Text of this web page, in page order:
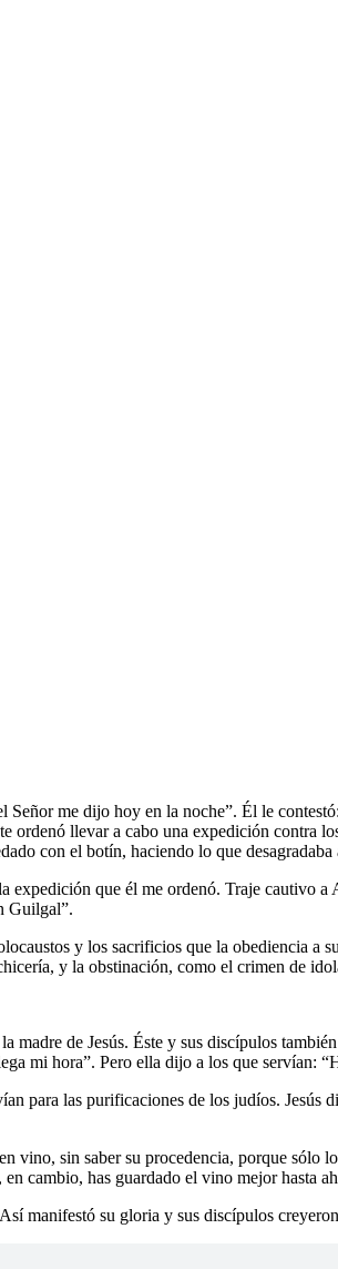
me dijo hoy en la noche”. Él le
llevar a cabo una expedición contra
con el botín, haciendo lo que desagradaba
expedición que él me ordenó. Traje cautivo
Guilgal”.
y los sacrificios que la obediencia
y la obstinación, como el crimen de
madre de Jesús. Éste y sus discípulos
mi hora”. Pero ella dijo a los que servían:
para las purificaciones de los judíos.
vino, sin saber su procedencia, porque
cambio, has guardado el vino mejor hasta
manifestó su gloria y sus discípulos